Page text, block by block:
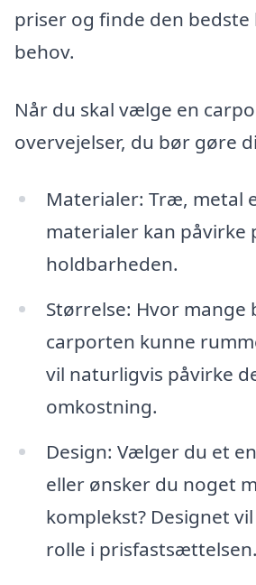
priser og finde den
behov.
Når du skal vælge en
overvejelser, du bør gøre
Materialer: Træ, metal
materialer kan påvirke
holdbarheden.
Størrelse: Hvor mange
carporten kunne
vil naturligvis påvirke
omkostning.
Design: Vælger du et
eller ønsker du noget
komplekst? Designet
rolle i prisfastsættelsen.